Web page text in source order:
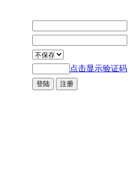
点击显示验证码